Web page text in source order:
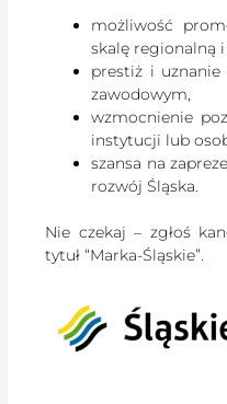
możliwość
skalę regionalną
prestiż i uznanie
zawodowym,
wzmocnienie
instytucji lub
szansa na
rozwój Śląska.
Nie czekaj – zgłoś
tytuł “Marka-Śląskie”.